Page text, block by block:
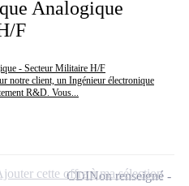
Analogique
F
- Secteur Militaire H/F
notre client, un Ingénieur électronique
R&D. Vous...
CDINon renseigné
cette offre à ma sélection